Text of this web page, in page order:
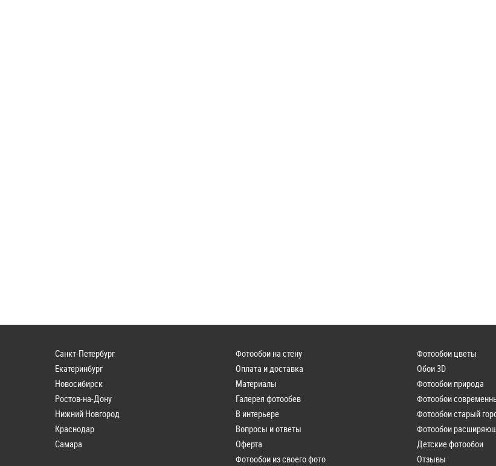
Санкт-Петербург
Екатеринбург
Новосибирск
Ростов-на-Дону
Нижний Новгород
Краснодар
Самара
Фотообои на стену
Оплата и доставка
Материалы
Галерея фотообев
В интерьере
Вопросы и ответы
Оферта
Фотообои из своего фото
Фотообои цветы
Обои 3D
Фотообои природа
Фотообои
Фотообои старый
Фотообои
Детские фотообои
Отзывы